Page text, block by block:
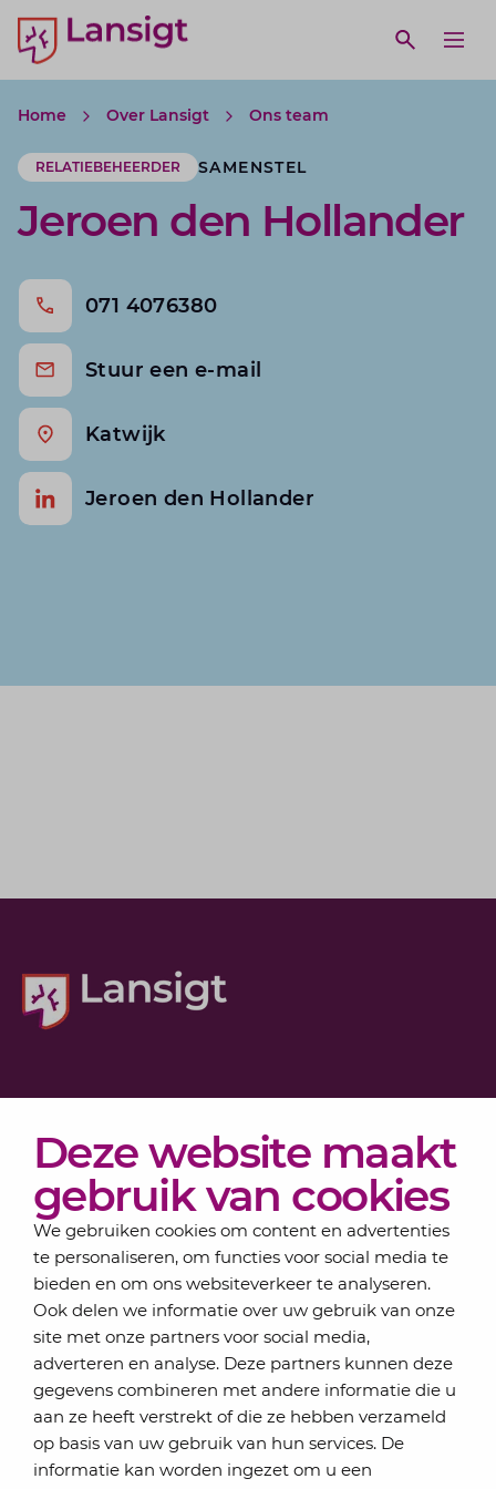
Deze website maakt
gebruik van cookies
We gebruiken cookies om content en advertenties
te personaliseren, om functies voor social media te
bieden en om ons websiteverkeer te analyseren.
Ook delen we informatie over uw gebruik van onze
site met onze partners voor social media,
adverteren en analyse. Deze partners kunnen deze
gegevens combineren met andere informatie die u
aan ze heeft verstrekt of die ze hebben verzameld
op basis van uw gebruik van hun services. De
informatie kan worden ingezet om u een
Lansigt Accountants logo
Open
search website
Home Over Lansigt Ons team
RELATIEBEHEERDER SAMENSTEL
Jeroen den Hollander
071 4076380
Stuur een e-mail
Katwijk
Jeroen den Hollander
Actueel
Over Lansigt
Contact
Schrijf je in voor onze nieuwsbrief
Elke maand bundelen de adviseurs van Lansigt in
de eSigt het nieuws.
Jouw emailadres